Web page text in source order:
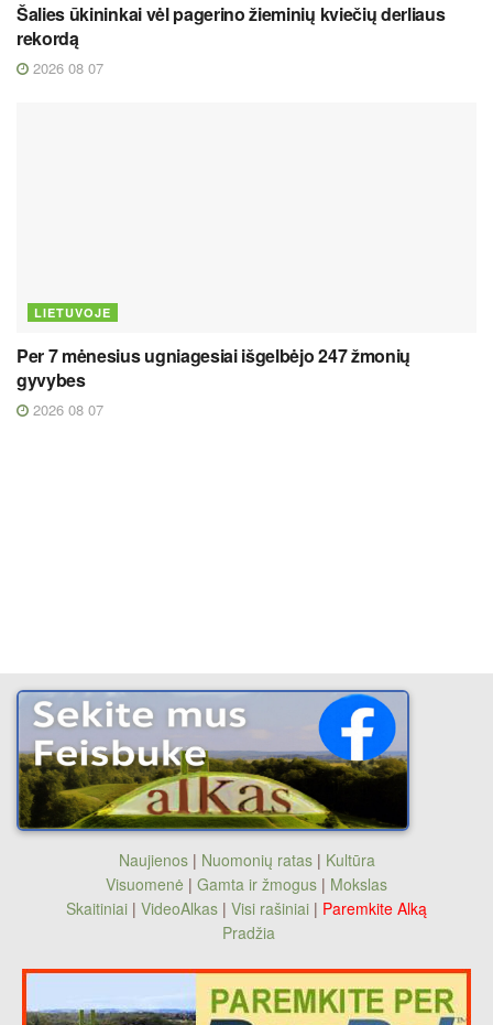
Šalies ūkininkai vėl pagerino žieminių kviečių derliaus
rekordą
2026 08 07
LIETUVOJE
Per 7 mėnesius ugniagesiai išgelbėjo 247 žmonių
gyvybes
2026 08 07
Naujienos| Nuomonių ratas| Kultūra
Visuomenė | Gamta ir žmogus | Mokslas
Skaitiniai | VideoAlkas | Visi rašiniai | Paremkite Alką
Pradžia